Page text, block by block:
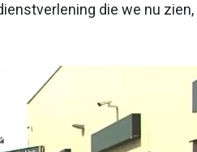
die we nu